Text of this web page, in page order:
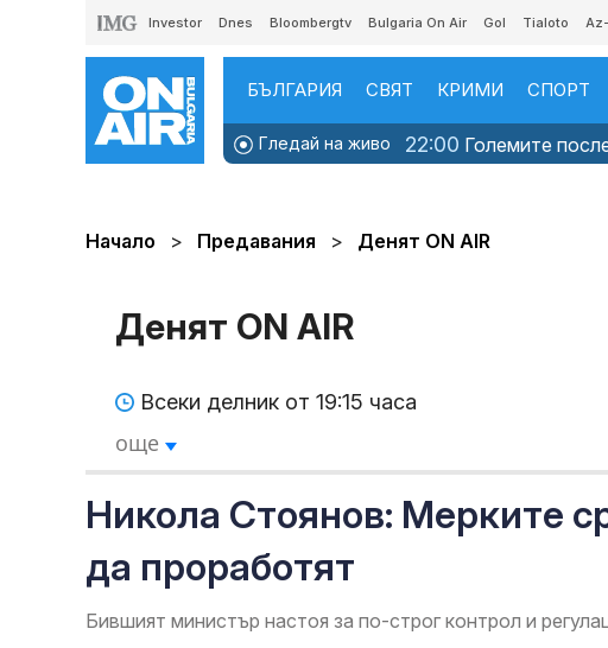
Investor Dnes Bloombergtv Bulgaria On Air Gol Tialoto
БЪЛГАРИЯ СВЯТ КРИМИ СПОРТ
Гледай на живо 22:00 Големите
Начало Предавания Денят ON AIR
Денят ON AIR
Всеки делник от 19:15 часа
още
Никола Стоянов: Мерките
да проработят
Бившият министър настоя за по-строг контрол и